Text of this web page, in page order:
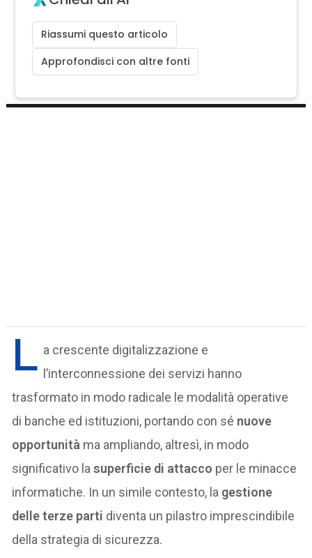
Riassumi questo articolo
Approfondisci con altre fonti
L a crescente digitalizzazione e
l’interconnessione dei servizi hanno
trasformato in modo radicale le modalità operative
di banche ed istituzioni, portando con sé nuove
opportunità ma ampliando, altresì, in modo
significativo lasuperficie di attacco per le minacce
informatiche. In un simile contesto, la gestione
delle terze parti diventa un pilastro imprescindibile
della strategia di sicurezza.